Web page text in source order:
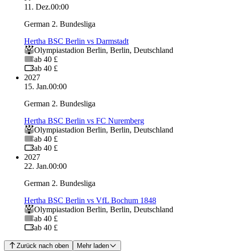
11. Dez.00:00
German 2. Bundesliga
Hertha BSC Berlin vs Darmstadt
Olympiastadion Berlin, Berlin, Deutschland
ab 40 £
ab 40 £
2027
15. Jan.00:00
German 2. Bundesliga
Hertha BSC Berlin vs FC Nuremberg
Olympiastadion Berlin, Berlin, Deutschland
ab 40 £
ab 40 £
2027
22. Jan.00:00
German 2. Bundesliga
Hertha BSC Berlin vs VfL Bochum 1848
Olympiastadion Berlin, Berlin, Deutschland
ab 40 £
ab 40 £
Zurück nach oben Mehr laden